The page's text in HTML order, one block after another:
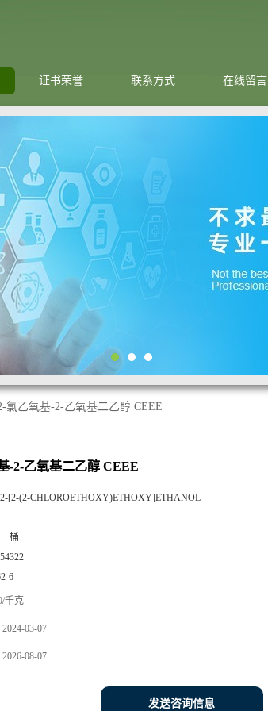
证书荣誉 联系方式 在线留言
氯乙氧基-2-乙氧基二乙醇 CEEE
-2-乙氧基二乙醇 CEEE
2-[2-(2-CHLOROETHOXY)ETHOXY]ETHANOL
桶
6
千克
2024-03-07
2026-08-07
发送咨询信息